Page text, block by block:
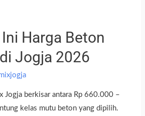
Harga Beton
Jogja 2026
Jogja berkisar antara Rp 660.000 –
kelas mutu beton yang dipilih.